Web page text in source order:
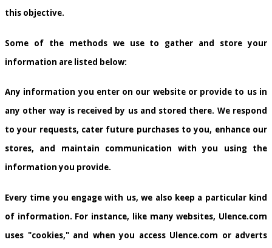
this objective.
Some of the methods we use to gather and store your
information are listed below:
Any information you enter on our website or provide to us in
any other way is received by us and stored there. We respond
to your requests, cater future purchases to you, enhance our
stores, and maintain communication with you using the
information you provide.
Every time you engage with us, we also keep a particular kind
of information. For instance, like many websites, Ulence.com
uses "cookies," and when you access Ulence.com or adverts